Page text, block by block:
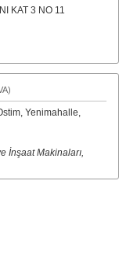
KAT 3 NO 11
Yenimahalle,
İnşaat Makinaları,